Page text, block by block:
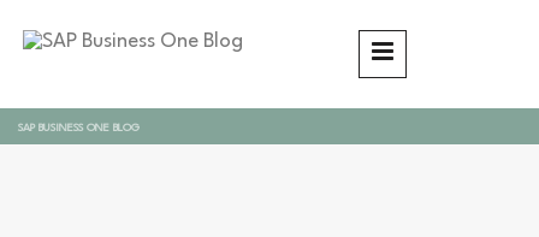
SAP BUSINESS ONE BLOG